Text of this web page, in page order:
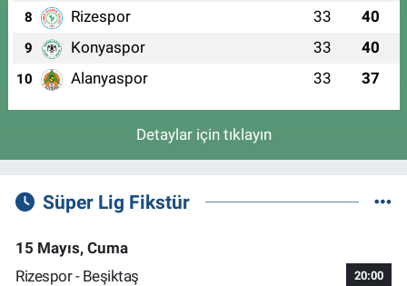
8 Rizespor 33 40
9 Konyaspor 33 40
10 Alanyaspor 33 37
Detaylar için tıklayın
Süper Lig Fikstür
15 Mayıs, Cuma
Rizespor - Beşiktaş
20:00